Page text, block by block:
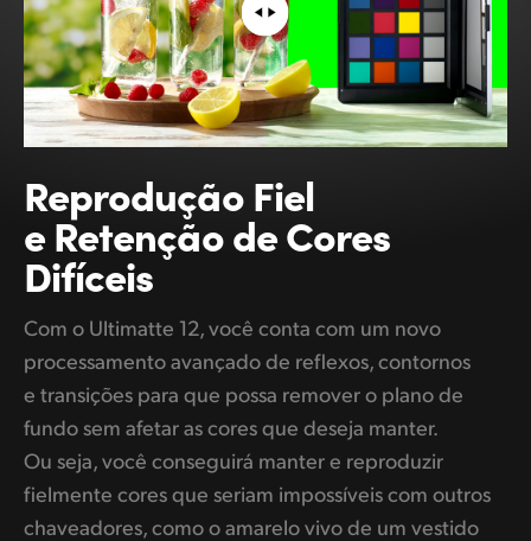
Reprodução Fiel
e Retenção de Cores
Difíceis
Com o Ultimatte 12, você conta com um novo
processamento avançado de reflexos, contornos
e transições para que possa remover o plano de
fundo sem afetar as cores que deseja manter.
Ou seja, você conseguirá manter e reproduzir
fielmente cores que seriam impossíveis com outros
chaveadores, como o amarelo vivo de um vestido